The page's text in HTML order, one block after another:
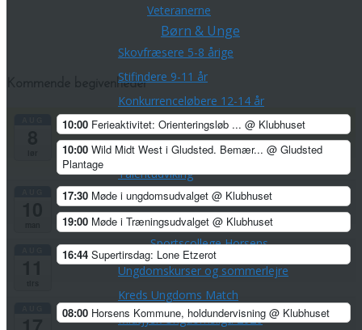
Veteranerne
Børn & Unge
Skovfræsere 5-8 årige
Stifindere 9-11 år
Konkurrenceløbere 12-14 år
Unge ca. 15-21 år
Hold for voksne -både nye og erfarne
Talentudviking
TalentCenter Midt
Talentidrætsklasser
Sportscollege Horsens
Ungdomskurser og sommerlejre
Kreds Ungdoms Match
Midtjysk Ungdomsliga 2026
Kommende begivenheder
10:00 Ferieaktivitet: Orienteringsløb ... @ Klubhuset
10:00 Wild Midt West i Gludsted. Bemær... @ Gludsted
Plantage
17:30 Møde i ungdomsudvalget @ Klubhuset
19:00 Møde i Træningsudvalget @ Klubhuset
16:44 Supertirsdag: Lone Etzerot
08:00 Horsens Kommune, holdundervisning @ Klubhuset